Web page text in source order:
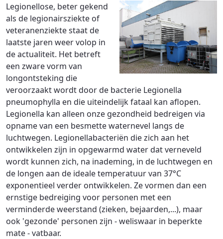
Legionellose, beter gekend
als de legionairsziekte of
veteranenziekte staat de
laatste jaren weer volop in
de actualiteit. Het betreft
een zware vorm van
longontsteking die
veroorzaakt wordt door de bacterie Legionella
pneumophylla en die uiteindelijk fataal kan aflopen.
Legionella kan alleen onze gezondheid bedreigen via
opname van een besmette waternevel langs de
luchtwegen. Legionellabacteriën die zich aan het
ontwikkelen zijn in opgewarmd water dat verneveld
wordt kunnen zich, na inademing, in de luchtwegen en
de longen aan de ideale temperatuur van 37°C
exponentieel verder ontwikkelen. Ze vormen dan een
ernstige bedreiging voor personen met een
verminderde weerstand (zieken, bejaarden,...), maar
ook 'gezonde' personen zijn - weliswaar in beperkte
mate - vatbaar.